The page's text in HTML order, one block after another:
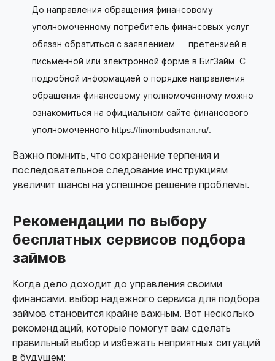
До направления обращения финансовому
уполномоченному потребитель финансовых услуг
обязан обратиться с заявлением — претензией в
письменной или электронной форме в БигЗайм. С
подробной информацией о порядке направления
обращения финансовому уполномоченному можно
ознакомиться на официальном сайте финансового
уполномоченного https://finombudsman.ru/.
Важно помнить, что сохранение терпения и
последовательное следование инструкциям
увеличит шансы на успешное решение проблемы.
Рекомендации по выбору
бесплатных сервисов подбора
займов
Когда дело доходит до управления своими
финансами, выбор надежного сервиса для подбора
займов становится крайне важным. Вот несколько
рекомендаций, которые помогут вам сделать
правильный выбор и избежать неприятных ситуаций
в будущем: